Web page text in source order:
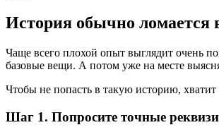
История обычно ломается
Чаще всего плохой опыт выглядит очень
базовые вещи. А потом уже на месте
Чтобы не попасть в такую историю,
Шаг 1. Попросите точные